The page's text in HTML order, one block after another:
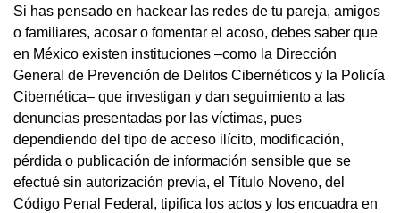
Si has pensado en hackear las redes de tu pareja, amigos
o familiares, acosar o fomentar el acoso, debes saber que
en México existen instituciones –como la Dirección
General de Prevención de Delitos Cibernéticos y la Policía
Cibernética– que investigan y dan seguimiento a las
denuncias presentadas por las víctimas, pues
dependiendo del tipo de acceso ilícito, modificación,
pérdida o publicación de información sensible que se
efectué sin autorización previa, el Título Noveno, del
Código Penal Federal, tipifica los actos y los encuadra en